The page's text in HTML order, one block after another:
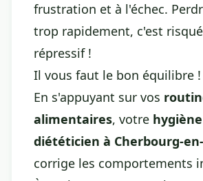
frustration et à l'échec.
trop rapidement, c'est
répressif !
Il vous faut le bon équilibre !
En s'appuyant sur vos
alimentaires, votre
diététicien à Cherbourg-
corrige les comportements